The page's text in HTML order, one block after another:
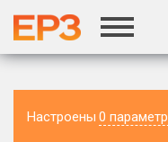
Настроены 0